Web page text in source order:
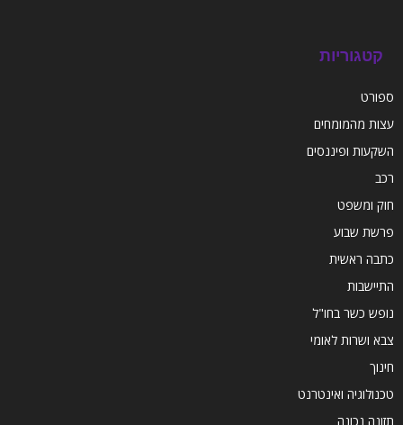
קטגוריות
ספורט
עצות מהמומחים
השקעות ופיננסים
רכב
חוק ומשפט
פרשת שבוע
כתבה ראשית
התיישבות
נופש כשר בחו"ל
צבא ושרות לאומי
חינוך
טכנולוגיה ואינטרנט
תזונה נכונה